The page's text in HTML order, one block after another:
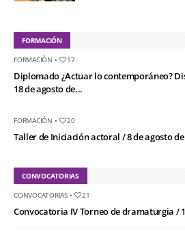
FORMACIÓN
FORMACIÓN • 17
Diplomado ¿Actuar lo contemporáneo?
18 de agosto de...
FORMACIÓN • 20
Taller de Iniciación actoral / 8 de agosto de
CONVOCATORIAS
CONVOCATORIAS• 21
Convocatoria IV Torneo de dramaturgia /